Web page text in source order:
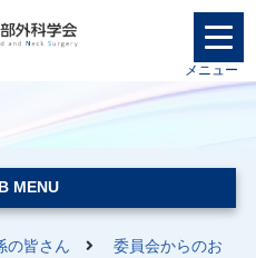
メニュー
MENU
の皆さん
委員会からのお